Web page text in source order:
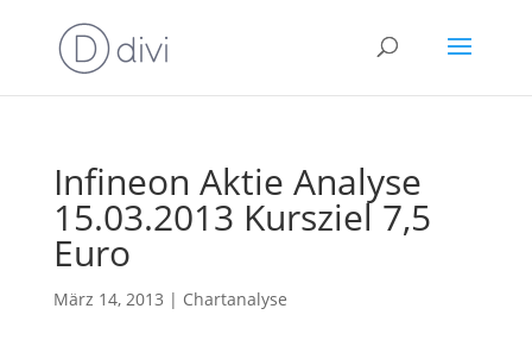
Infineon Aktie Analyse
15.03.2013 Kursziel 7,5
Euro
März 14, 2013 | Chartanalyse